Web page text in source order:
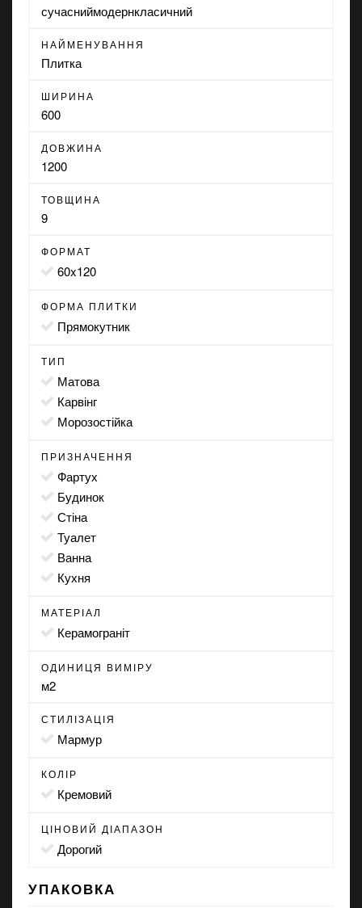
сучасниймодернкласичний
НАЙМЕНУВАННЯ
Плитка
ШИРИНА
600
ДОВЖИНА
1200
ТОВЩИНА
9
ФОРМАТ
60x120
ФОРМА ПЛИТКИ
прямокутник
ТИП
матова
карвінг
морозостійка
ПРИЗНАЧЕННЯ
фартух
будинок
стіна
туалет
ванна
кухня
МАТЕРІАЛ
Керамограніт
ОДИНИЦЯ ВИМІРУ
м2
СТИЛІЗАЦІЯ
мармур
КОЛІР
кремовий
ЦІНОВИЙ ДІАПАЗОН
Дорогий
УПАКОВКА